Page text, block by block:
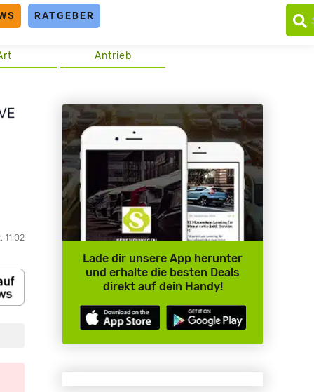
RATGEBER
Antrieb
11:02
Lade dir unsere App herunter
und erhalte die besten Deals
direkt auf dein Handy!